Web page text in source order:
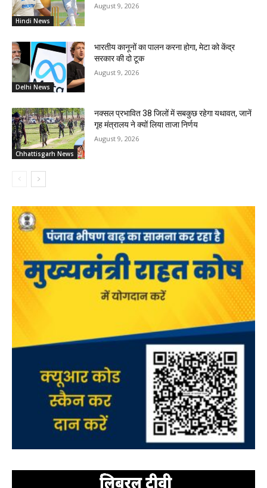
Hindi News
August 9, 2026
Delhi News
भारतीय कानूनों का पालन करना होगा, मेटा को केंद्र
सरकार की दो टूक
August 9, 2026
Chhattisgarh News
नक्सल प्रभावित 38 जिलों में सबकुछ रहेगा यथावत, जानें
गृह मंत्रालय ने क्यों लिया ताजा निर्णय
August 9, 2026